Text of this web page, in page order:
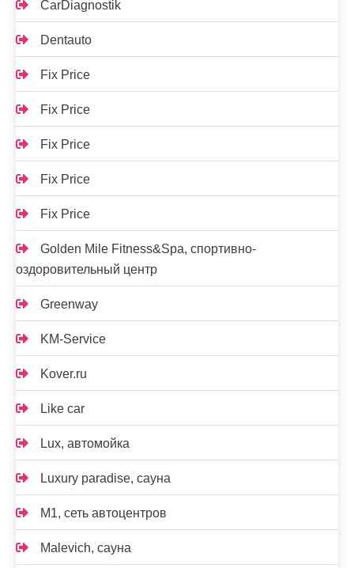
CarDiagnostik
Dentauto
Fix Price
Fix Price
Fix Price
Fix Price
Fix Price
Golden Mile Fitness&Spa, спортивно-
оздоровительный центр
Greenway
KM-Service
Kover.ru
Like car
Lux, автомойка
Luxury paradise, сауна
M1, сеть автоцентров
Malevich, сауна